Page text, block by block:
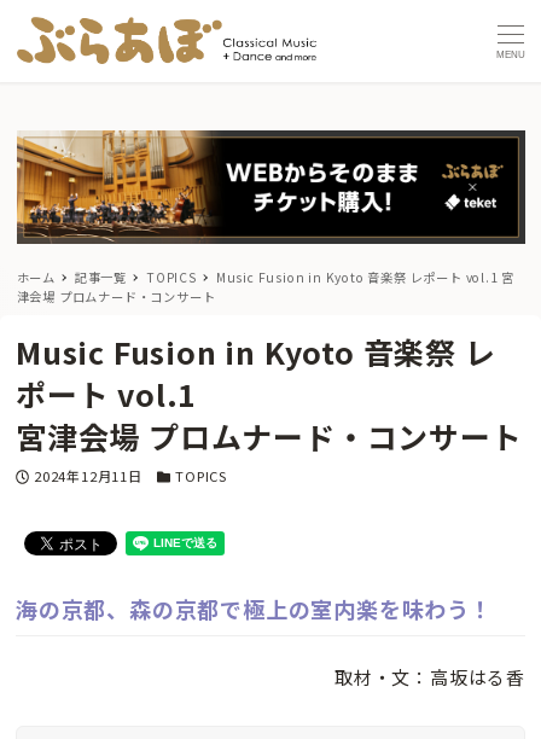
MENU
ホーム 記事一覧 TOPICS Music Fusion in Kyoto 音楽祭 レポート vol.1 宮
津会場 プロムナード・コンサート
Music Fusion in Kyoto 音楽祭 レ
ポート vol.1
宮津会場 プロムナード・コンサート
投稿日
2024年12月11日 カテゴリー
TOPICS
海の京都、森の京都で極上の室内楽を味わう！
取材・文：高坂はる香